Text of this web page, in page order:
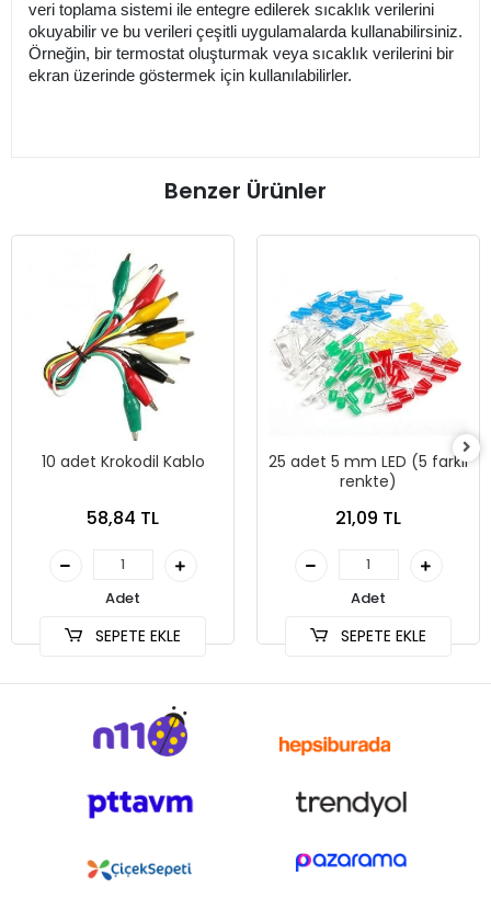
veri toplama sistemi ile entegre edilerek sıcaklık verilerini
okuyabilir ve bu verileri çeşitli uygulamalarda kullanabilirsiniz.
Örneğin, bir termostat oluşturmak veya sıcaklık verilerini bir
ekran üzerinde göstermek için kullanılabilirler.
Benzer Ürünler
10 adet Krokodil Kablo
58,84 TL
Adet
SEPETE EKLE
25 adet 5 mm LED (5 farklı
renkte)
21,09 TL
Adet
SEPETE EKLE